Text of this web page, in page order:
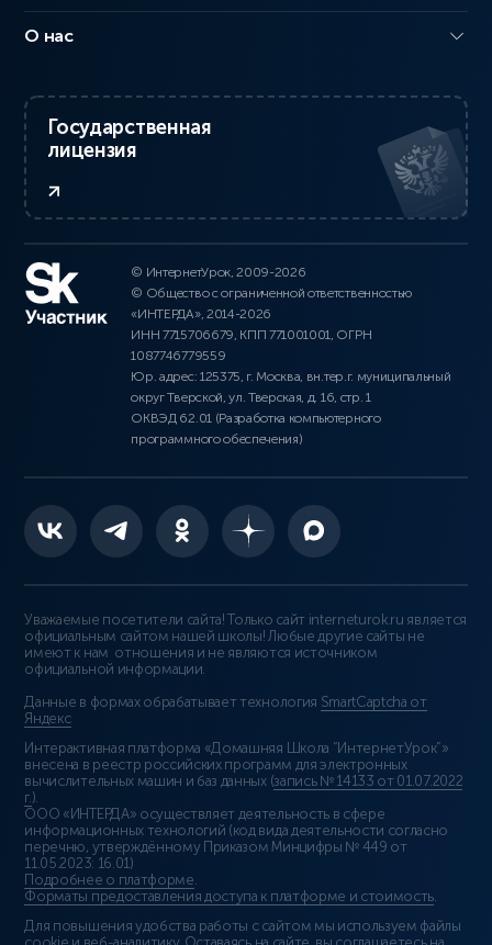
О нас
Государственная
лицензия
© ИнтернетУрок, 2009-2026
© Общество с ограниченной ответственностью
«ИНТЕРДА», 2014-2026
ИНН 7715706679, КПП 771001001, ОГРН
1087746779559
Юр. адрес: 125375, г. Москва, вн.тер.г. муниципальный
округ Тверской, ул. Тверская, д. 16, стр. 1
ОКВЭД 62.01 (Разработка компьютерного
программного обеспечения)
Уважаемые посетители сайта! Только сайт interneturok.ru является
официальным сайтом нашей школы! Любые другие сайты не
имеют к нам отношения и не являются источником
официальной информации.
Данные в формах обрабатывает технология SmartCaptcha от
Яндекс
Интерактивная платформа «Домашняя Школа “ИнтернетУрок”»
внесена в реестр российских программ для электронных
вычислительных машин и баз данных (запись № 14133 от 01.07.2022
г.).
ООО «ИНТЕРДА» осуществляет деятельность в сфере
информационных технологий (код вида деятельности согласно
перечню, утверждённому Приказом Минцифры № 449 от
11.05.2023: 16.01)
Подробнее о платформе.
Форматы предоставления доступа к платформе и стоимость.
Для повышения удобства работы с сайтом мы используем файлы